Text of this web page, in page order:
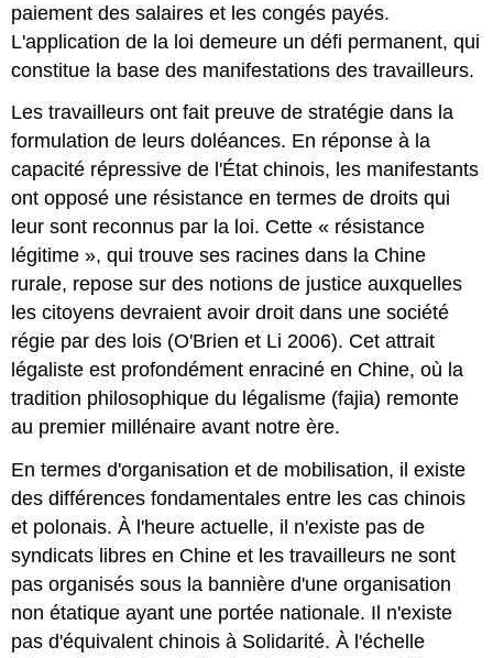
paiement des salaires et les congés payés.
L'application de la loi demeure un défi permanent, qui
constitue la base des manifestations des travailleurs.
Les travailleurs ont fait preuve de stratégie dans la
formulation de leurs doléances. En réponse à la
capacité répressive de l'État chinois, les manifestants
ont opposé une résistance en termes de droits qui
leur sont reconnus par la loi. Cette « résistance
légitime », qui trouve ses racines dans la Chine
rurale, repose sur des notions de justice auxquelles
les citoyens devraient avoir droit dans une société
régie par des lois (O'Brien et Li 2006). Cet attrait
légaliste est profondément enraciné en Chine, où la
tradition philosophique du légalisme (fajia) remonte
au premier millénaire avant notre ère.
En termes d'organisation et de mobilisation, il existe
des différences fondamentales entre les cas chinois
et polonais. À l'heure actuelle, il n'existe pas de
syndicats libres en Chine et les travailleurs ne sont
pas organisés sous la bannière d'une organisation
non étatique ayant une portée nationale. Il n'existe
pas d'équivalent chinois à Solidarité. À l'échelle